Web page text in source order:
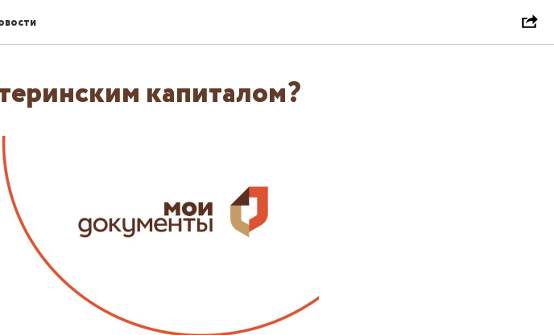
капиталом?